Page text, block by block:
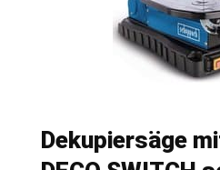
Dekupiersäge